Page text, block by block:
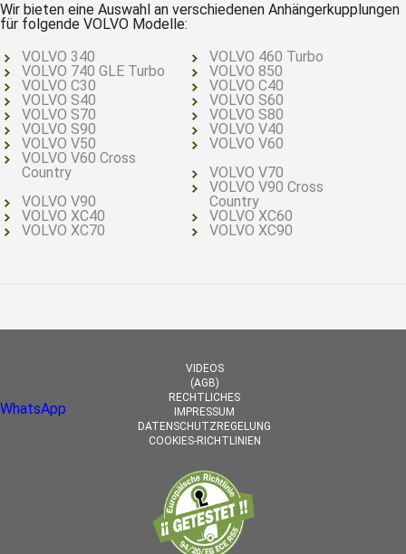
Wir bieten eine Auswahl an verschiedenen Anhängerkupplungen
für folgende VOLVO Modelle:
VOLVO 340
VOLVO 460 Turbo
VOLVO 740 GLE Turbo
VOLVO 850
VOLVO C30
VOLVO C40
VOLVO S40
VOLVO S60
VOLVO S70
VOLVO S80
VOLVO S90
VOLVO V40
VOLVO V50
VOLVO V60
VOLVO V60 Cross
Country
VOLVO V70
VOLVO V90
VOLVO V90 Cross
Country
VOLVO XC40
VOLVO XC60
VOLVO XC70
VOLVO XC90
VIDEOS
(AGB)
RECHTLICHES
IMPRESSUM
DATENSCHUTZREGELUNG
COOKIES-RICHTLINIEN
WhatsApp